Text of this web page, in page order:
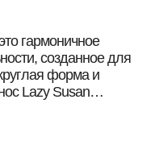
гармоничное
созданное для
форма и
Lazy Susan
во время